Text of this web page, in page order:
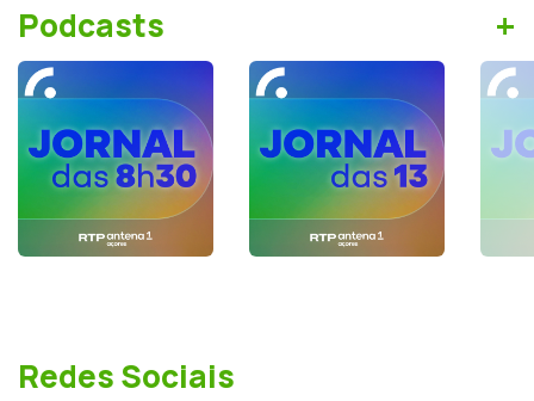
Podcasts +
Redes Sociais